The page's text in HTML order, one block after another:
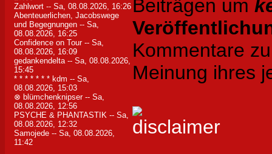
Zahlwort -- Sa, 08.08.2026, 16:26
Abenteuerlichen, Jacobswege
und Begegnungen -- Sa,
08.08.2026, 16:25
Confidence on Tour -- Sa,
08.08.2026, 16:09
gedankendelta -- Sa, 08.08.2026,
15:45
* * * * * * * kdm -- Sa,
08.08.2026, 15:03
⊗ blümchenknipser -- Sa,
08.08.2026, 12:56
PSYCHE & PHANTASTIK -- Sa,
08.08.2026, 12:32
Samojede -- Sa, 08.08.2026,
11:42
Beiträgen um
Kommentare
Meinung ihres